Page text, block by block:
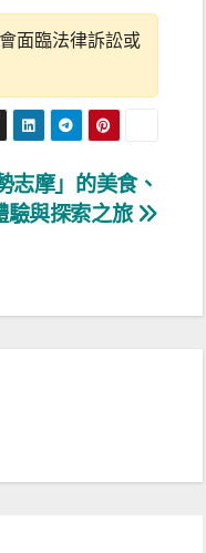
面臨法律訴訟或
志摩」的美食、
驗與探索之旅